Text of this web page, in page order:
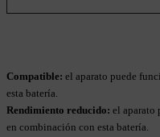
Compatible: el aparato puede
esta batería.
Rendimiento reducido: el aparato
en combinación con esta batería.